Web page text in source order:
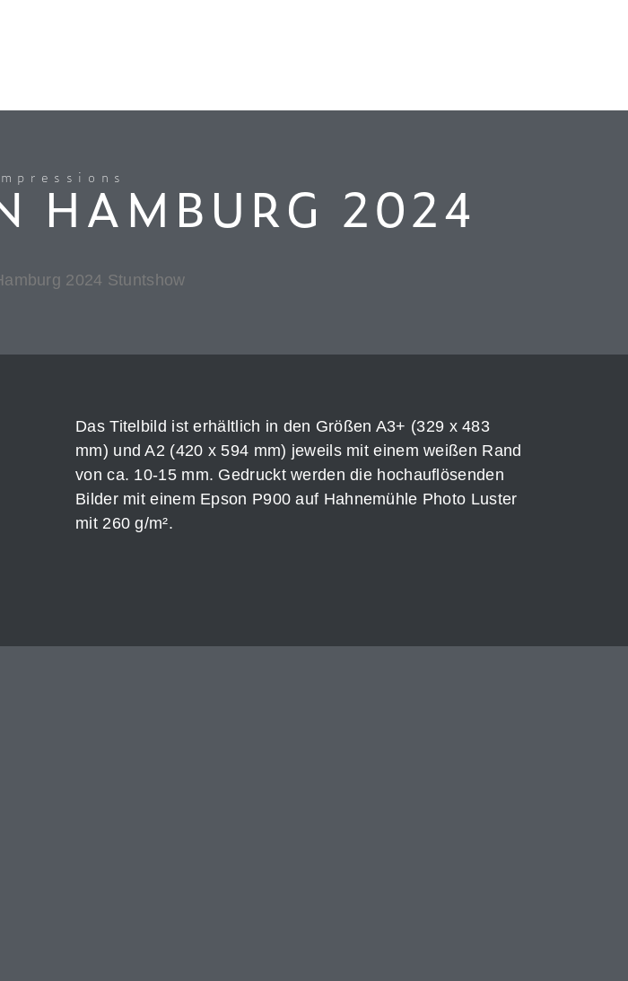
HAMBURG 2024
Das Titelbild ist erhältlich in den Größen A3+ (329 x 483
mm) und A2 (420 x 594 mm) jeweils mit einem weißen Rand
von ca. 10-15 mm. Gedruckt werden die hochauflösenden
Bilder mit einem Epson P900 auf Hahnemühle Photo Luster
mit 260 g/m².